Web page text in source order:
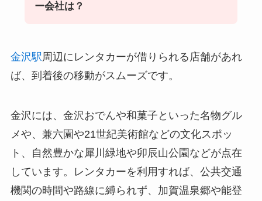
ー会社は？
金沢駅周辺にレンタカーが借りられる店舗があれ
ば、到着後の移動がスムーズです。
金沢には、金沢おでんや和菓子といった名物グル
メや、兼六園や21世紀美術館などの文化スポッ
ト、自然豊かな犀川緑地や卯辰山公園などが点在
しています。レンタカーを利用すれば、公共交通
機関の時間や路線に縛られず、加賀温泉郷や能登